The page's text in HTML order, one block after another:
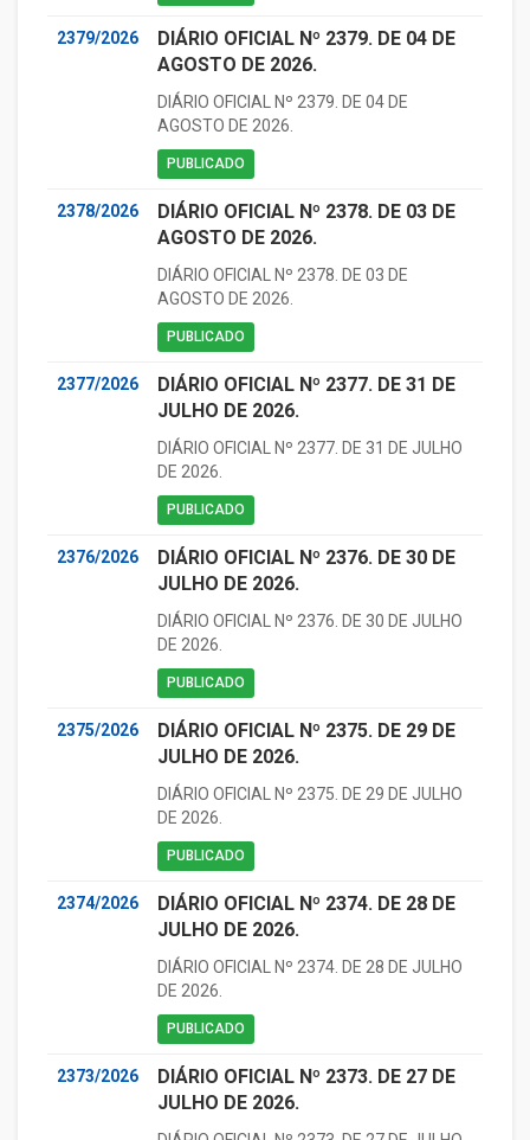
2379/2026
DIÁRIO OFICIAL Nº 2379. DE 04 DE
AGOSTO DE 2026.
DIÁRIO OFICIAL Nº 2379. DE 04 DE
AGOSTO DE 2026.
PUBLICADO
2378/2026
DIÁRIO OFICIAL Nº 2378. DE 03 DE
AGOSTO DE 2026.
DIÁRIO OFICIAL Nº 2378. DE 03 DE
AGOSTO DE 2026.
PUBLICADO
2377/2026
DIÁRIO OFICIAL Nº 2377. DE 31 DE
JULHO DE 2026.
DIÁRIO OFICIAL Nº 2377. DE 31 DE JULHO
DE 2026.
PUBLICADO
2376/2026
DIÁRIO OFICIAL Nº 2376. DE 30 DE
JULHO DE 2026.
DIÁRIO OFICIAL Nº 2376. DE 30 DE JULHO
DE 2026.
PUBLICADO
2375/2026
DIÁRIO OFICIAL Nº 2375. DE 29 DE
JULHO DE 2026.
DIÁRIO OFICIAL Nº 2375. DE 29 DE JULHO
DE 2026.
PUBLICADO
2374/2026
DIÁRIO OFICIAL Nº 2374. DE 28 DE
JULHO DE 2026.
DIÁRIO OFICIAL Nº 2374. DE 28 DE JULHO
DE 2026.
PUBLICADO
2373/2026
DIÁRIO OFICIAL Nº 2373. DE 27 DE
JULHO DE 2026.